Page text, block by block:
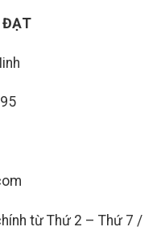
ĐẠT
từ Thứ 2 – Thứ 7 /